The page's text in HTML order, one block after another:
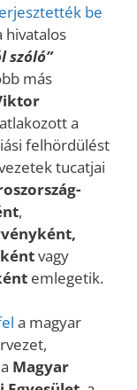
be
hivatalos
szóló”
más
a
felhördülést
tucatjai
,
vagy
emlegetik.
a magyar
Magyar